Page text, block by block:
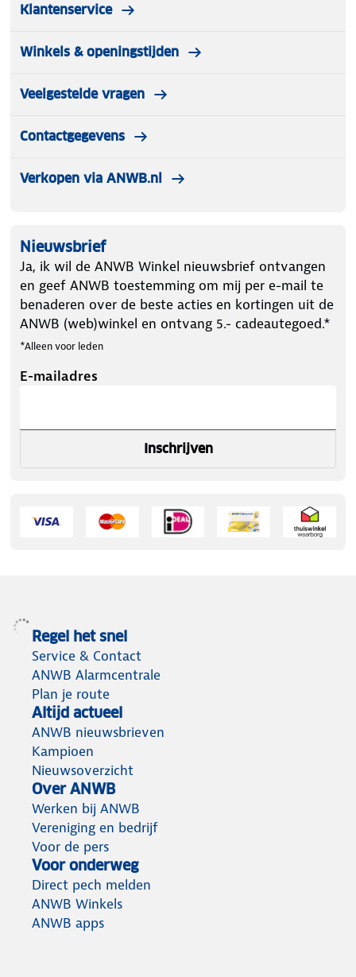
Klantenservice
Winkels & openingstijden
Veelgestelde vragen
Contactgegevens
Verkopen via ANWB.nl
Nieuwsbrief
Ja, ik wil de ANWB Winkel nieuwsbrief ontvangen
en geef ANWB toestemming om mij per e-mail te
benaderen over de beste acties en kortingen uit de
ANWB (web)winkel en ontvang 5.- cadeautegoed.*
*Alleen voor leden
E-mailadres
Inschrijven
Regel het snel
Service & Contact
ANWB Alarmcentrale
Plan je route
Altijd actueel
ANWB nieuwsbrieven
Kampioen
Nieuwsoverzicht
Over ANWB
Werken bij ANWB
Vereniging en bedrijf
Voor de pers
Voor onderweg
Direct pech melden
ANWB Winkels
ANWB apps